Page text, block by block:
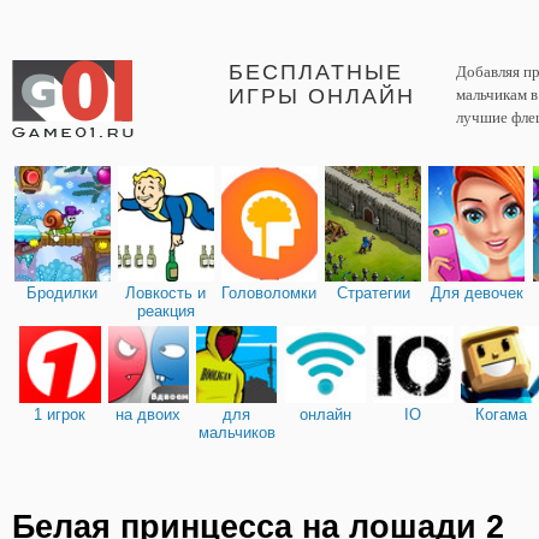
БЕСПЛАТНЫЕ
ИГРЫ ОНЛАЙН
Добавляя
мальчикам
лучшие
Бродилки
Ловкость и
реакция
Головоломки Стратегии Для девочек
1 игрок на двоих
для
мальчиков
онлайн IO Когама
Белая принцесса на лошади 2